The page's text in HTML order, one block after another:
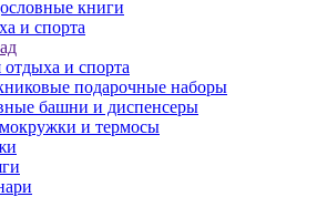
книги
и спорта
отдыха и спорта
подарочные наборы
башни и диспенсеры
и термосы